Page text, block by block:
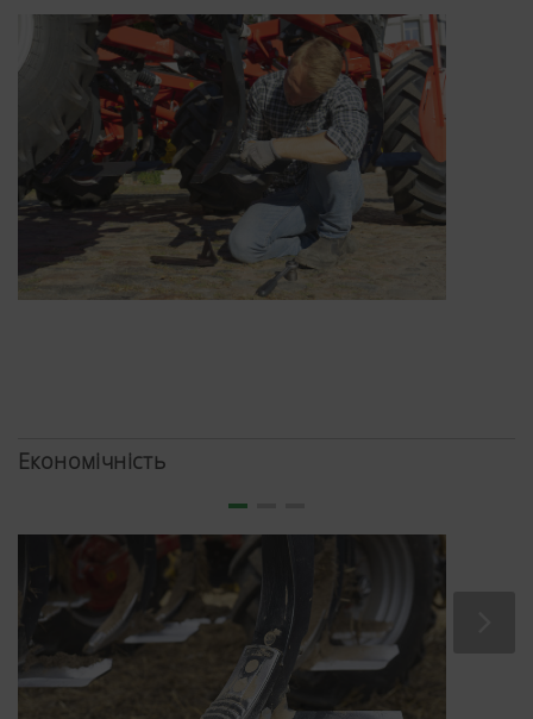
Продуманий розподіл
Машини у 4-х та 5-ти м варіанті робочої ширини
оснащено двома колесами шасі. Варіант 6-ти метрів
робочої ширини може опційно оснащуватися з 4-ма
колесами шасі. Таким чином оптимально
розподіляється власна вага та відповідно не має
шкідливих ущільнень на полі.
Економічність